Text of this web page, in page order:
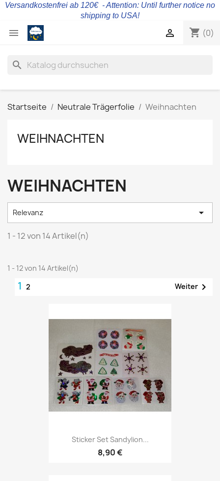
Versandkostenfrei ab 120€ - Attention: Until further notice no
shipping to USA!
 shopping_cart (0)

search
Startseite Neutrale Trägerfolie Weihnachten
WEIHNACHTEN
WEIHNACHTEN
Relevanz 
1 - 12 von 14 Artikel(n)
1 - 12 von 14 Artikel(n)
1 2 Weiter 
Sticker Set Sandylion...
8,90 €